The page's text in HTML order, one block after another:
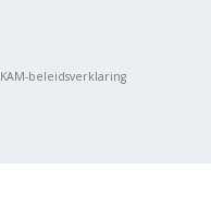
KAM-beleidsverklaring